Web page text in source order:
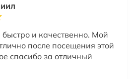
и качественно. Мой
после посещения этой
спасибо за отличный